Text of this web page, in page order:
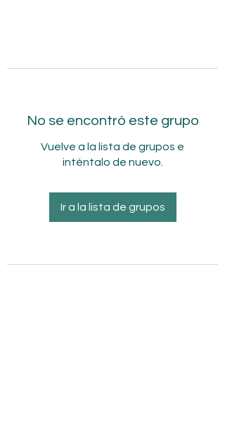
No se encontró este grupo
Vuelve a la lista de grupos e
inténtalo de nuevo.
Ir a la lista de grupos